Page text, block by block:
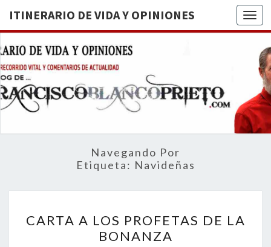
ITINERARIO DE VIDA Y OPINIONES
DE
BREVE
RECORRIDO
VITAL Y
ACTUALIDAD
Navegando Por
Etiqueta: Navideñas
A
LOS
CARTA A LOS PROFETAS DE LA
BONANZA